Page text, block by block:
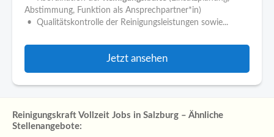
Abstimmung, Funktion als Ansprechpartner*in)
• Qualitätskontrolle der Reinigungsleistungen sowie...
Jetzt ansehen
Reinigungskraft Vollzeit Jobs in Salzburg – Ähnliche
Stellenangebote: